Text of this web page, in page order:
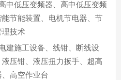
中低压变频器、高中低压变频
节能装置、电机节电器、节
理技术
建施工设备、线钳、断线设
压钳、液压扭力扳手、超高
高空作业台